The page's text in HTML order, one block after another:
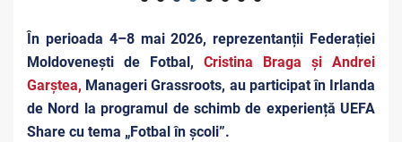
În perioada 4–8 mai 2026, reprezentanții Federației
Moldovenești de Fotbal, Cristina Braga și Andrei
Garștea, Manageri Grassroots, au participat în Irlanda
de Nord la programul de schimb de experiență UEFA
Share cu tema „Fotbal în școli”.